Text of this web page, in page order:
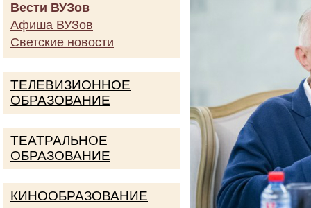
Вести ВУЗов
Афиша ВУЗов
Светские новости
ТЕЛЕВИЗИОННОЕ
ОБРАЗОВАНИЕ
ТЕАТРАЛЬНОЕ
ОБРАЗОВАНИЕ
КИНООБРАЗОВАНИЕ